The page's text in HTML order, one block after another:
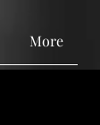
More